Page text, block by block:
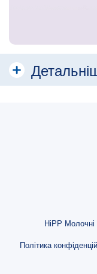
HiPP Молочні
Політика